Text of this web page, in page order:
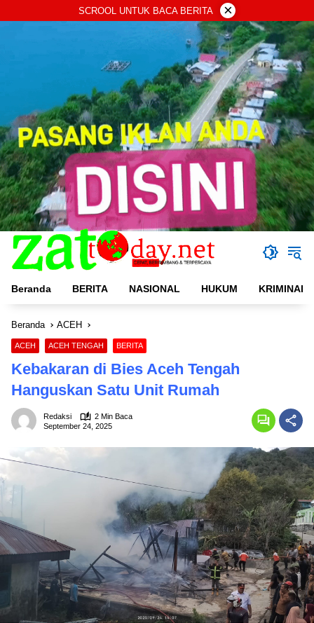
ke
SCROOL UNTUK BACA BERITA ×
Beranda BERITA NASIONAL HUKUM KRIMINAL
Beranda ACEH
ACEH ACEH TENGAH BERITA
Kebakaran di Bies Aceh Tengah
Hanguskan Satu Unit Rumah
Redaksi
2 Min Baca
September 24, 2025